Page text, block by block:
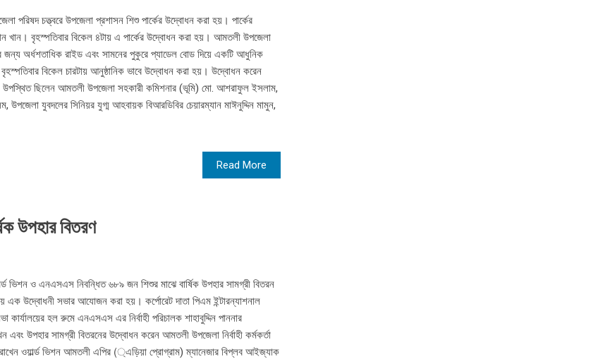
পরিষদ চত্ত্বরে উপজেলা প্রশাসন শিশু পার্কের উদ্বোধন করা হয়। পার্কের
খান। বৃহস্পতিবার বিকেল ৪টায় এ পার্কের উদ্বোধন করা হয়। আমতলী উপজেলা
জন্য অর্ধশতাধিক রাইড এবং সামনের পুকুরে প্যাডেল বোড দিয়ে একটি আধুনিক
বিকেল চারটায় আনুষ্ঠানিক ভাবে উদ্বোধন করা হয়। উদ্বোধন করেন
উপস্থিত ছিলেন আমতলী উপজেলা সহকারী কমিশনার (ভূমি) মো. আশরাফুল ইসলাম,
যুবদলের সিনিয়র যুগ্ম আহবায়ক বিআরডিবির চেয়ারম্যান মাঈনুদ্দিন মামুন,
Read More
উপহার বিতরণ
ভিশন ও এনএসএস নিবন্ধিত ৬৮৯ জন শিশুর মাঝে বার্ষিক উপহার সামগ্রী বিতরন
এক উদ্বোধনী সভার আযোজন করা হয়। কর্পোরেট দাতা পিএম ইন্টারন্যাশনাল
হল রুমে এনএসএস এর নির্বাহী পরিচালক শাহাবুদ্দিন পাননার
উপহার সামগ্রী বিতরনের উদ্বোধন করেন আমতলী উপজেলা নির্বাহী কর্মকর্তা
ওয়ার্ল্ড ভিশন আমতলী এপির (্এড়িয়া প্রোগ্রাম) ম্যানেজার বিপ্লব আইজ্যাক